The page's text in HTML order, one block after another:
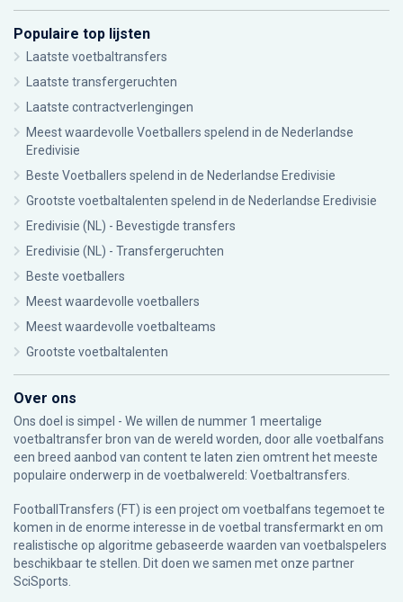
Populaire top lijsten
Laatste voetbaltransfers
Laatste transfergeruchten
Laatste contractverlengingen
Meest waardevolle Voetballers spelend in de Nederlandse
Eredivisie
Beste Voetballers spelend in de Nederlandse Eredivisie
Grootste voetbaltalenten spelend in de Nederlandse Eredivisie
Eredivisie (NL) - Bevestigde transfers
Eredivisie (NL) - Transfergeruchten
Beste voetballers
Meest waardevolle voetballers
Meest waardevolle voetbalteams
Grootste voetbaltalenten
Over ons
Ons doel is simpel - We willen de nummer 1 meertalige
voetbaltransfer bron van de wereld worden, door alle voetbalfans
een breed aanbod van content te laten zien omtrent het meeste
populaire onderwerp in de voetbalwereld: Voetbaltransfers.
FootballTransfers (FT) is een project om voetbalfans tegemoet te
komen in de enorme interesse in de voetbal transfermarkt en om
realistische op algoritme gebaseerde waarden van voetbalspelers
beschikbaar te stellen. Dit doen we samen met onze partner
SciSports